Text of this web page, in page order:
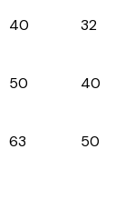
40 32
50 40
63 50